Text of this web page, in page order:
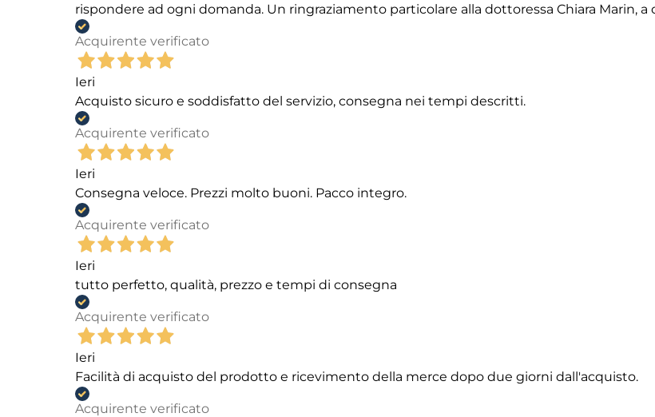
rispondere ad ogni domanda. Un ringraziamento particolare alla dottoressa Chiara Marin,
Acquirente verificato
Ieri
Acquisto sicuro e soddisfatto del servizio, consegna nei tempi descritti.
Acquirente verificato
Ieri
Consegna veloce. Prezzi molto buoni. Pacco integro.
Acquirente verificato
Ieri
tutto perfetto, qualità, prezzo e tempi di consegna
Acquirente verificato
Ieri
Facilità di acquisto del prodotto e ricevimento della merce dopo due giorni dall'acquisto.
Acquirente verificato